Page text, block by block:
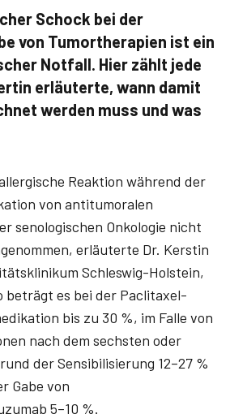
Schock bei der
von Tumortherapien ist ein
Notfall. Hier zählt jede
erläuterte, wann damit
werden muss und was
Reaktion während der
von antitumoralen
senologischen Onkologie nicht
erläuterte Dr. Kerstin
Schleswig-Holstein,
beträgt es bei der Paclitaxel-
bis zu 30 %, im Falle von
nach dem sechsten oder
der Sensibilisierung 12–27 %
Gabe von
5–10 %.